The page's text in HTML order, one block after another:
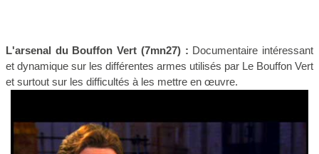
L'arsenal du Bouffon Vert (7mn27) : Documentaire intéressant
et dynamique sur les différentes armes utilisés par Le Bouffon Vert
et surtout sur les difficultés à les mettre en œuvre.